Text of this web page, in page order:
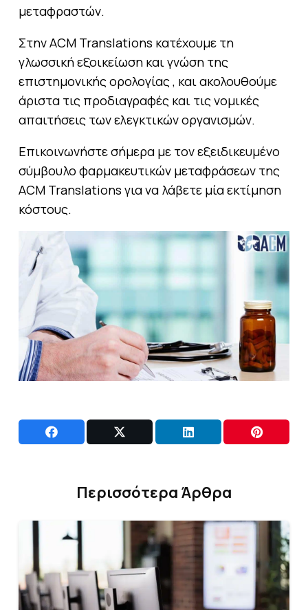
μεταφραστών.
Στην ACM Translations κατέχουμε τη
γλωσσική εξοικείωση και γνώση της
επιστημονικής ορολογίας , και ακολουθούμε
άριστα τις προδιαγραφές και τις νομικές
απαιτήσεις των ελεγκτικών οργανισμών.
Επικοινωνήστε σήμερα με τον εξειδικευμένο
σύμβουλο φαρμακευτικών μεταφράσεων της
ΑCM Translations για να λάβετε μία εκτίμηση
κόστους.
Περισσότερα Άρθρα